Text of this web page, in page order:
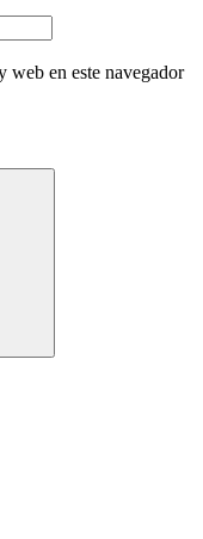
web en este navegador